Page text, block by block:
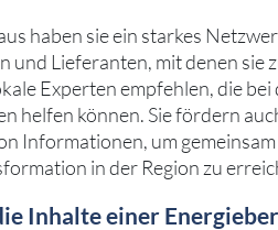
haben sie ein starkes
und Lieferanten, mit denen sie
Experten empfehlen, die
helfen können. Sie fördern
Informationen, um
in der Region zu
Inhalte einer